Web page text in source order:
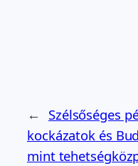
← Szélsőséges
kockázatok és
mint